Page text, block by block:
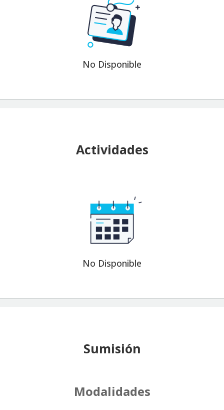
No Disponible
Actividades
No Disponible
Sumisión
Modalidades